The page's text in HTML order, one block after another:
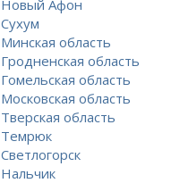
Новый Афон
Сухум
Минская область
Гродненская область
Гомельская область
Московская область
Тверская область
Темрюк
Светлогорск
Нальчик